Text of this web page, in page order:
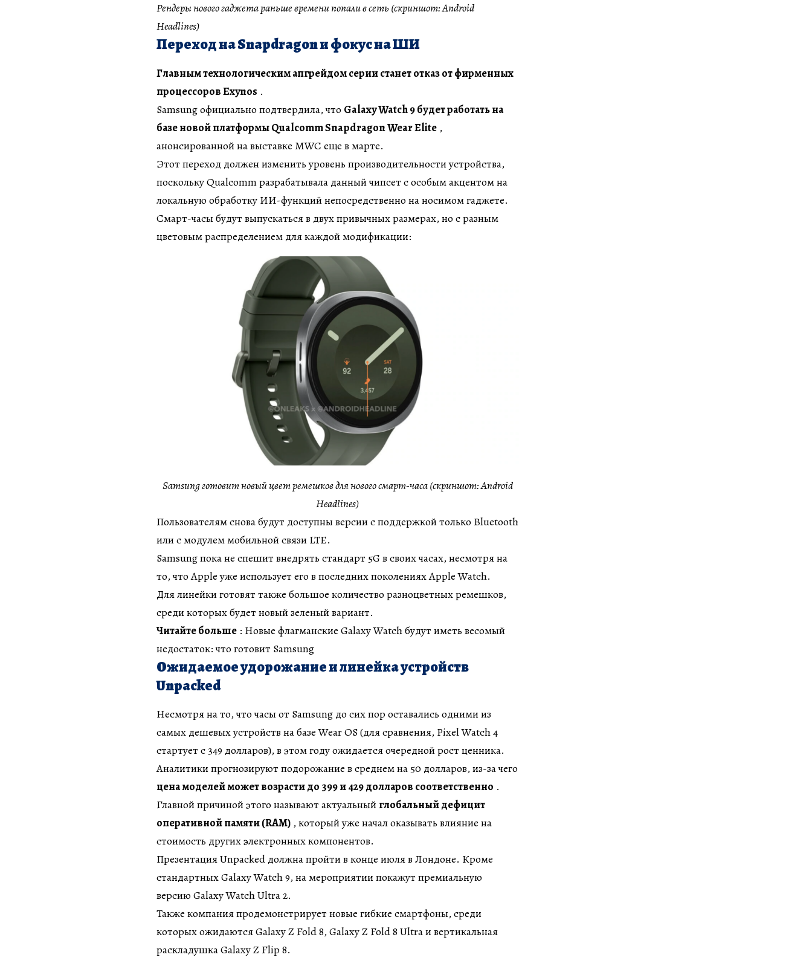
Рендеры нового гаджета раньше времени попали в сеть (скриншот: Android
Headlines)
Переход на Snapdragon и фокус на ШИ
Главным технологическим апгрейдом серии станет отказ от фирменных
процессоров Exynos .
Samsung официально подтвердила, что Galaxy Watch 9 будет работать на
базе новой платформы Qualcomm Snapdragon Wear Elite ,
анонсированной на выставке MWC еще в марте.
Этот переход должен изменить уровень производительности устройства,
поскольку Qualcomm разрабатывала данный чипсет с особым акцентом на
локальную обработку ИИ-функций непосредственно на носимом гаджете.
Смарт-часы будут выпускаться в двух привычных размерах, но с разным
цветовым распределением для каждой модификации:
Samsung готовит новый цвет ремешков для нового смарт-часа (скриншот: Android
Headlines)
Пользователям снова будут доступны версии с поддержкой только Bluetooth
или с модулем мобильной связи LTE.
Samsung пока не спешит внедрять стандарт 5G в своих часах, несмотря на
то, что Apple уже использует его в последних поколениях Apple Watch.
Для линейки готовят также большое количество разноцветных ремешков,
среди которых будет новый зеленый вариант.
Читайте больше : Новые флагманские Galaxy Watch будут иметь весомый
недостаток: что готовит Samsung
Ожидаемое удорожание и линейка устройств
Unpacked
Несмотря на то, что часы от Samsung до сих пор оставались одними из
самых дешевых устройств на базе Wear OS (для сравнения, Pixel Watch 4
стартует с 349 долларов), в этом году ожидается очередной рост ценника.
Аналитики прогнозируют подорожание в среднем на 50 долларов, из-за чего
цена моделей может возрасти до 399 и 429 долларов соответственно .
Главной причиной этого называют актуальный глобальный дефицит
оперативной памяти (RAM) , который уже начал оказывать влияние на
стоимость других электронных компонентов.
Презентация Unpacked должна пройти в конце июля в Лондоне. Кроме
стандартных Galaxy Watch 9, на мероприятии покажут премиальную
версию Galaxy Watch Ultra 2.
Также компания продемонстрирует новые гибкие смартфоны, среди
которых ожидаются Galaxy Z Fold 8, Galaxy Z Fold 8 Ultra и вертикальная
раскладушка Galaxy Z Flip 8.